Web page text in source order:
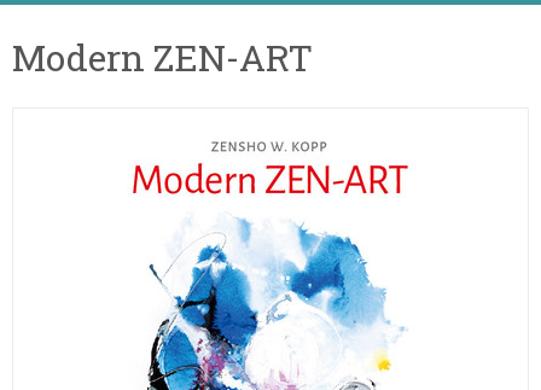
Modern ZEN-ART